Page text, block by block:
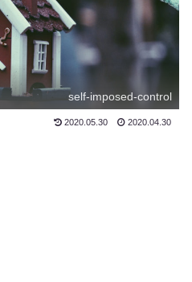
self‐imposed‐control
2020.05.30 2020.04.30